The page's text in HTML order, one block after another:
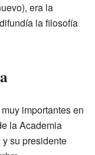
era la
la filosofía
importantes en
la Academia
su presidente